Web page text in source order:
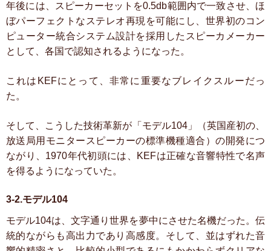
年後には、スピーカーセットを0.5db範囲内で一致させ、ほ
ぼパーフェクトなステレオ再現を可能にし、世界初のコン
ピューター統合システム設計を採用したスピーカメーカー
として、各国で認知されるようになった。
これはKEFにとって、非常に重要なブレイクスルーだっ
た。
そして、こうした技術革新が「モデル104」（英国産初の、
放送局用モニタースピーカーの標準機種適合）の開発につ
ながり、1970年代初頭には、KEFは正確な音響特性で名声
を得るようになっていた。
3-2.モデル104
モデル104は、文字通り世界を夢中にさせた名機だった。伝
統的ながらも高出力であり高感度。そして、並はずれた音